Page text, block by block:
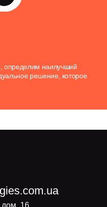
определим наилучший
решение, которое